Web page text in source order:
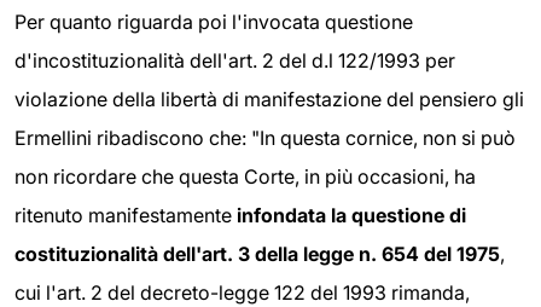
Per quanto riguarda poi l'invocata questione
d'incostituzionalità dell'art. 2 del d.l 122/1993 per
violazione della libertà di manifestazione del pensiero gli
Ermellini ribadiscono che: "In questa cornice, non si può
non ricordare che questa Corte, in più occasioni, ha
ritenuto manifestamente infondata la questione di
costituzionalità dell'art. 3 della legge n. 654 del 1975,
cui l'art. 2 del decreto-legge 122 del 1993 rimanda,